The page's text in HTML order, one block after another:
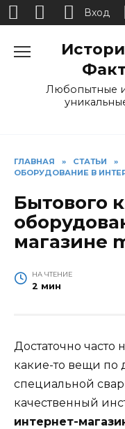
Любопытные
ГЛАВНАЯ » СТАТЬИ »
ОБОРУДОВАНИЕ В
Бытового
магазине
НА ЧТЕНИЕ
2 мин
Достаточно часто
какие-то вещи по
специальной
качественный
интернет-
Вход